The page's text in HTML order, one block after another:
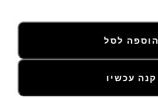
הוספה לסל
קנה עכשיו